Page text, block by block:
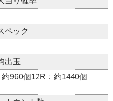
ペック
出玉
960個12R：約1440個